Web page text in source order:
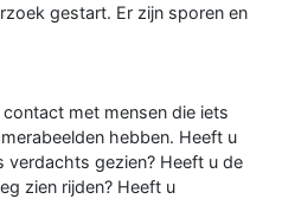
gestart. Er zijn sporen en
met mensen die iets
hebben. Heeft u
gezien? Heeft u de
zien rijden? Heeft u